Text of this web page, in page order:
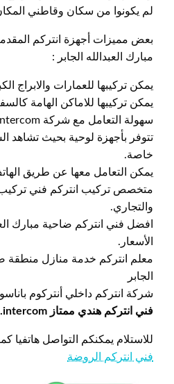
لم يكونوا من سكان وقاطني
بعض مميزات أجهزة انتركم
مبارك العبدالله الجابر :
يمكن تركيبها للعمارات والابراج
يمكن تركيبها للاماكن الهامة
سهولة التعامل مع شركة intercom بالكويت.
تتوفر بأجهزة لوحية بحيث
خاصة.
يمكن التعامل معها عن طريق
متخصص تركيب انتركم فني تركيب
والتجاري.
افضل فني انتركم ضاحية مبارك
الأسعار.
معلم انتركم خدمة منازل منطقة
الجابر
شركة انتركم داخلي أنتركوم
فني انتركم هندي ممتاز intercom.
للاستلام يمكنكم التواصل هاتفيا
فني انتركم الروضة